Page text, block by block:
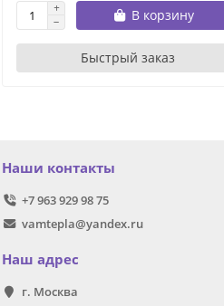
В корзину
Быстрый заказ
Наши контакты
+7 963 929 98 75
vamtepla@yandex.ru
Наш адрес
г. Москва